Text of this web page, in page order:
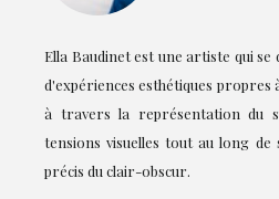
Ella Baudinet est une artiste qui
d'expériences esthétiques propres
à travers la représentation du
tensions visuelles tout au long de
précis du clair-obscur.